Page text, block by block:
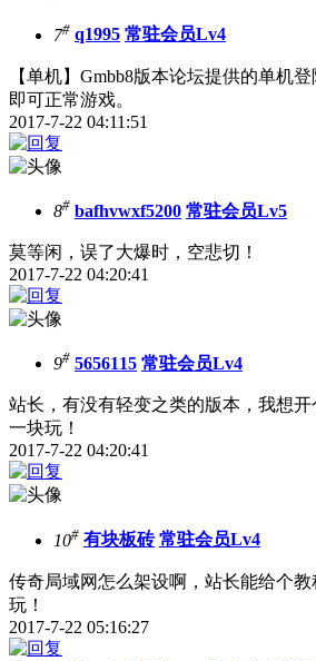
7# q1995 常驻会员Lv4
【单机】Gmbb8版本论坛提供的单机
即可正常游戏。
2017-7-22 04:11:51
8# bafhvwxf5200 常驻会员Lv5
莫等闲，误了大爆时，空悲切！
2017-7-22 04:20:41
9# 5656115 常驻会员Lv4
站长，有没有轻变之类的版本，我想
一块玩！
2017-7-22 04:20:41
10# 有块板砖 常驻会员Lv4
传奇局域网怎么架设啊，站长能给个
玩！
2017-7-22 05:16:27